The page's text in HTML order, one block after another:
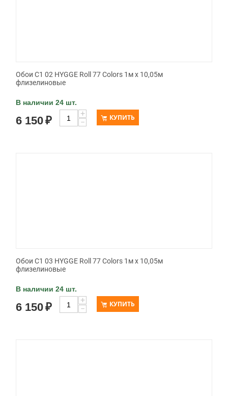
Обои C1 02 HYGGE Roll 77 Colors 1м х 10,05м
флизелиновые
В наличии 24 шт.
6 150₽
+
−
КУПИТЬ
Обои C1 03 HYGGE Roll 77 Colors 1м х 10,05м
флизелиновые
В наличии 24 шт.
6 150₽
+
−
КУПИТЬ